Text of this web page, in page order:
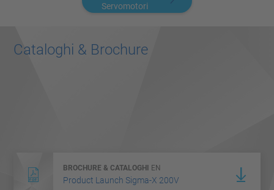
Servomotori
Cataloghi & Brochure
BROCHURE & CATALOGHI EN
Product Launch Sigma-X 200V